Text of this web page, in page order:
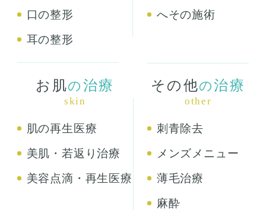
口の整形
耳の整形
へその施術
お肌の 治療
skin
肌の再生医療
美肌・若返り治療
美容点滴・再生医療
その他の治療
other
刺青除去
メンズメニュー
薄毛治療
麻酔